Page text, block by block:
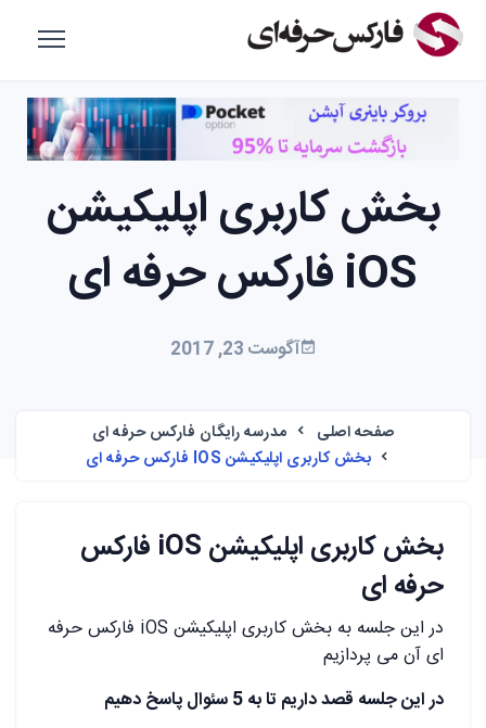
بخش کاربری اپلیکیشن
iOS فارکس حرفه ای
آگوست 23, 2017
صفحه اصلی
مدرسه رایگان فارکس حرفه ای
بخش کاربری اپلیکیشن IOS فارکس حرفه ای
بخش کاربری اپلیکیشن iOS فارکس
حرفه ای
در این جلسه به بخش کاربری اپلیکیشن iOS فارکس حرفه
ای آن می پردازیم
در این جلسه قصد داریم تا به 5 سئوال پاسخ دهیم